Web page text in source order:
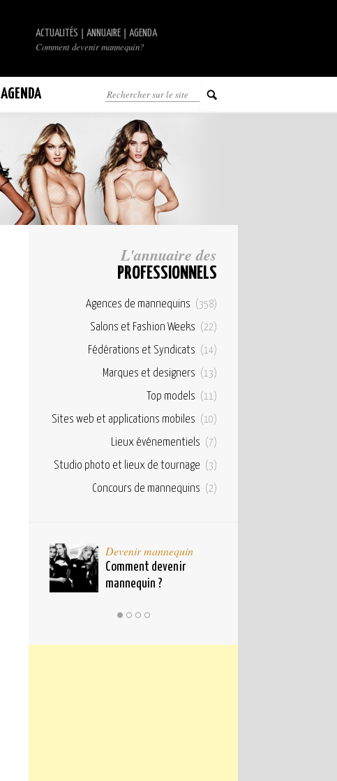
ACTUALITÉS ANNUAIRE AGENDA
Comment devenir mannequin?
AGENDA
L'annuaire des
PROFESSIONNELS
Agences de mannequins (358)
Salons et Fashion Weeks (22)
Fédérations et Syndicats (14)
Marques et designers (13)
Top models (11)
Sites web et applications mobiles (10)
Lieux événementiels (7)
Studio photo et lieux de tournage (3)
Concours de mannequins (2)
Devenir mannequin
Comment devenir
mannequin ?